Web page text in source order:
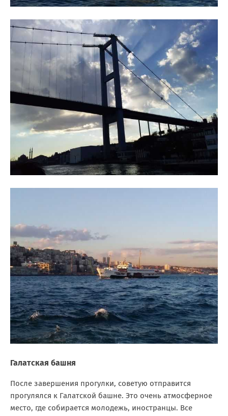
Галатская башня
После завершения прогулки, советую отправится
прогулялся к Галатской башне. Это очень атмосферное
место, где собирается молодежь, иностранцы. Все